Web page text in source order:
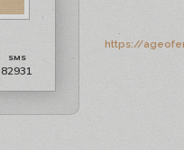
82931
https://